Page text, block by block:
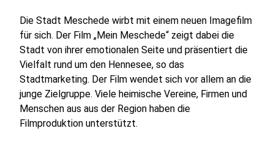
Die Stadt Meschede wirbt mit einem neuen Imagefilm
für sich. Der Film „Mein Meschede“ zeigt dabei die
Stadt von ihrer emotionalen Seite und präsentiert die
Vielfalt rund um den Hennesee, so das
Stadtmarketing. Der Film wendet sich vor allem an die
junge Zielgruppe. Viele heimische Vereine, Firmen und
Menschen aus aus der Region haben die
Filmproduktion unterstützt.